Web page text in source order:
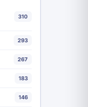
310
293
267
183
146